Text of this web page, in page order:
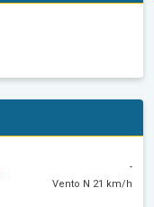
-
Vento N 21 km/h